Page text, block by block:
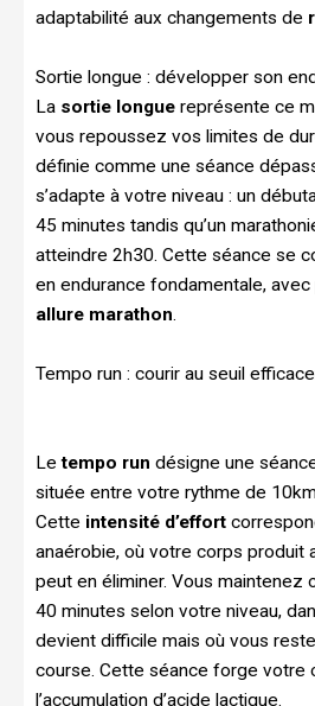
adaptabilité aux changements de
Sortie longue : développer son
La sortie longue représente ce
vous repoussez vos limites de
définie comme une séance
s’adapte à votre niveau : un
45 minutes tandis qu’un
atteindre 2h30. Cette séance se
en endurance fondamentale,
allure marathon.
Tempo run : courir au seuil
Letempo run désigne une
située entre votre rythme de
Cette intensité d’effort
anaérobie, où votre corps produit
peut en éliminer. Vous maintenez
40 minutes selon votre niveau,
devient difficile mais où vous
course. Cette séance forge votre
l’accumulation d’acide lactique.